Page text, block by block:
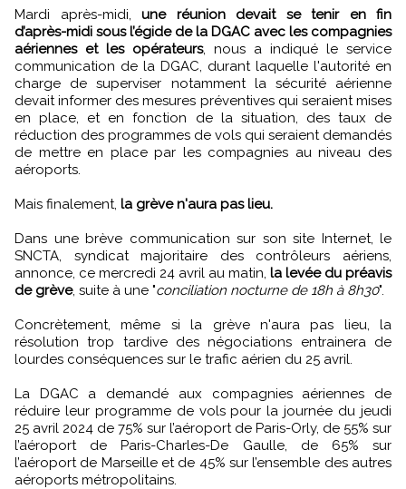
Mardi après-midi, une réunion devait se tenir en fin
d’après-midi sous l’égide de la DGAC avec les compagnies
aériennes et les opérateurs, nous a indiqué le service
communication de la DGAC, durant laquelle l'autorité en
charge de superviser notamment la sécurité aérienne
devait informer des mesures préventives qui seraient mises
en place, et en fonction de la situation, des taux de
réduction des programmes de vols qui seraient demandés
de mettre en place par les compagnies au niveau des
aéroports.
Mais finalement, la grève n'aura pas lieu.
Dans une brève communication sur son site Internet, le
SNCTA, syndicat majoritaire des contrôleurs aériens,
annonce, ce mercredi 24 avril au matin, la levée du préavis
de grève, suite à une "conciliation nocturne de 18h à 8h30".
Concrètement, même si la grève n'aura pas lieu, la
résolution trop tardive des négociations entrainera de
lourdes conséquences sur le trafic aérien du 25 avril.
La DGAC a demandé aux compagnies aériennes de
réduire leur programme de vols pour la journée du jeudi
25 avril 2024 de 75% sur l’aéroport de Paris-Orly, de 55% sur
l’aéroport de Paris-Charles-De Gaulle, de 65% sur
l’aéroport de Marseille et de 45% sur l’ensemble des autres
aéroports métropolitains.